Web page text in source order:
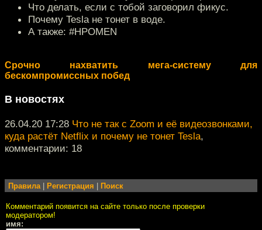
Что делать, если с тобой заговорил фикус.
Почему Tesla не тонет в воде.
А также: #HPOMEN
Срочно нахватить мега-систему для
бескомпромиссных побед
В новостях
26.04.20 17:28 Что не так с Zoom и её видеозвонками,
куда растёт Netflix и почему не тонет Tesla,
комментарии: 18
Правила| Регистрация Поиск
Комментарий появится на сайте только после проверки
модератором!
имя: